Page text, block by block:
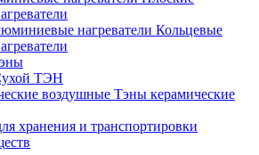
Кольцевые
ТЭН
Тэны керамические
хранения и транспортировки